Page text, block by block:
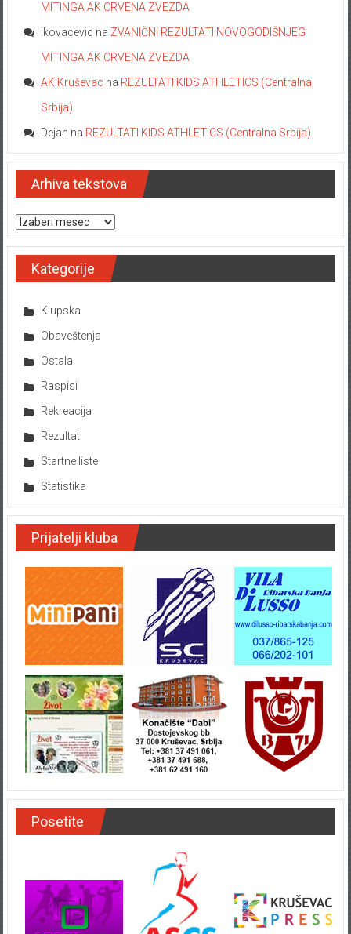
MITINGA AK CRVENA ZVEZDA
ikovacevic na ZVANIČNI REZULTATI NOVOGODIŠNJEG
MITINGA AK CRVENA ZVEZDA
AK Kruševac na REZULTATI KIDS ATHLETICS (Centralna
Srbija)
Dejan na REZULTATI KIDS ATHLETICS (Centralna Srbija)
Arhiva tekstova
Arhiva tekstova
Kategorije
Klupska
Obaveštenja
Ostala
Raspisi
Rekreacija
Rezultati
Startne liste
Statistika
Prijatelji kluba
Posetite